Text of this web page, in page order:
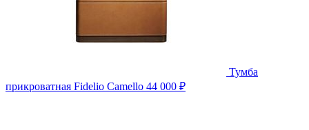
Тумба
прикроватная Fidelio Camello 44 000 ₽